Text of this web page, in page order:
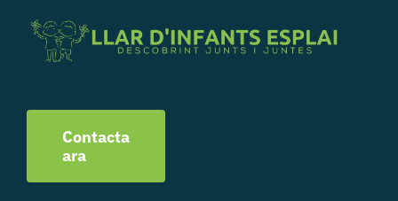
Contacta
ara